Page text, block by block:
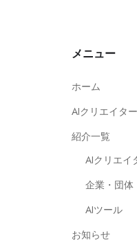
メニュー
ホーム
AIクリエイタ
紹介一覧
AIクリエイ
企業・団体
AIツール
お知らせ